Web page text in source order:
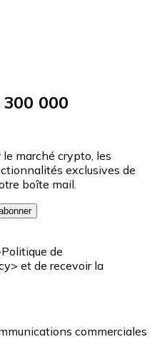
000
le marché crypto, les
exclusives de
boîte mail.
de
et de recevoir la
commerciales